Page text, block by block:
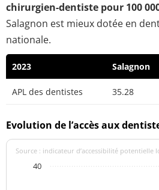
chirurgien-dentiste pour 100
Salagnon est mieux dotée en
nationale.
2023 Salagnon
APL des dentistes 35.28
Evolution de l’accès aux
Source : indicateur d’accessibilité potentielle
40